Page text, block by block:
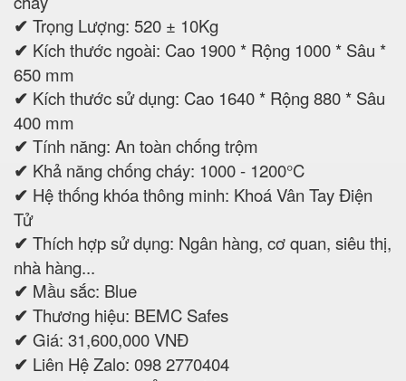
✔ Trọng Lượng: 520 ± 10Kg
✔ Kích thước ngoài: Cao 1900 * Rộng 1000 * Sâu *
650 mm
✔ Kích thước sử dụng: Cao 1640 * Rộng 880 * Sâu
400 mm
✔ Tính năng: An toàn chống trộm
✔ Khả năng chống cháy: 1000 - 1200°C
✔ Hệ thống khóa thông minh: Khoá Vân Tay Điện
Tử
✔ Thích hợp sử dụng: Ngân hàng, cơ quan, siêu thị,
nhà hàng...
✔ Mầu sắc: Blue
✔ Thương hiệu: BEMC Safes
✔ Giá: 31,600,000 VNĐ
✔ Liên Hệ Zalo: 098 2770404